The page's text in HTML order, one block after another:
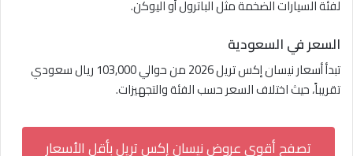
لفئة السيارات الضخمة مثل الباترول أو اليوكن.
السعر في السعودية
تبدأ أسعار نيسان إكس تريل 2026 من حوالي 103,000 ريال سعودي
تقريباً، حيث اختلاف السعر حسب الفئة والتجهيزات.
تصفح أقوى عروض نيسان إكس تريل بأقل الأسعار